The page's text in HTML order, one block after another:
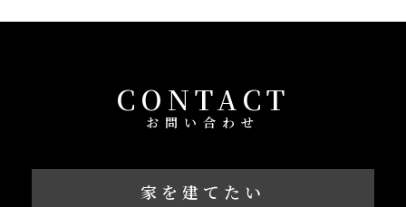
CONTACT
お問い合わせ
家を建てたい